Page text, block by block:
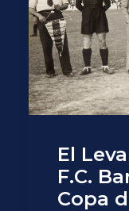
El
F.C.
Copa